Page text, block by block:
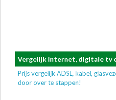
Vergelijk internet, digitale tv
Prijs vergelijk ADSL, kabel,
door over te stappen!